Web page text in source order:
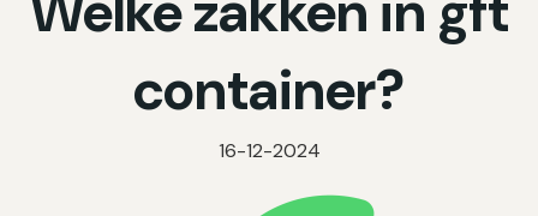
container?
16-12-2024